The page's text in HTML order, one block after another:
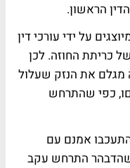
הראשון.
על ידי עורכי דין
כריתת החוזה. לכן
מגלם את הנזק שעלול
כפי שהתרחש
אמנם עם
התרחש עקב